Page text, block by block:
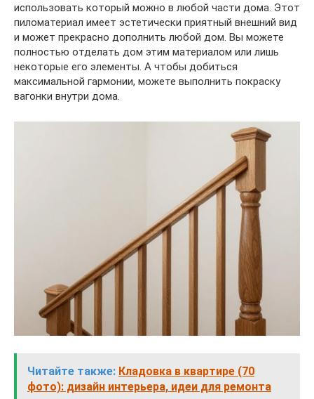
использовать который можно в любой части дома. Этот
пиломатериал имеет эстетически приятный внешний вид
и может прекрасно дополнить любой дом. Вы можете
полностью отделать дом этим материалом или лишь
некоторые его элементы. А чтобы добиться
максимальной гармонии, можете выполнить покраску
вагонки внутри дома.
Читайте также: Кладовка в квартире (70
фото): дизайн интерьера, идеи для ремонта